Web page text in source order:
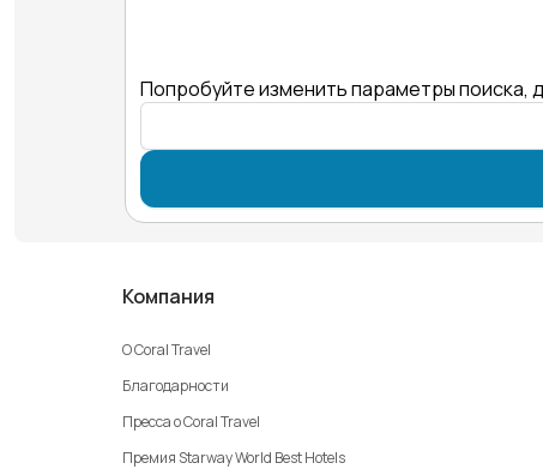
Попробуйте изменить параметры поиска,
Компания
О Coral Travel
Благодарности
Пресса о Coral Travel
Премия Starway World Best Hotels